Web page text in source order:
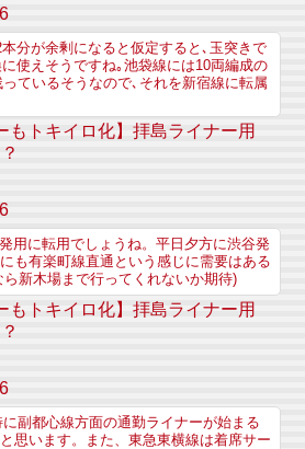
分が余剰になると仮定すると､玉突きで
使えそうですね｡池袋線には10両編成の
ているそうなので､それを新宿線に転属
もトキイロ化】拝島ライナー用
用に転用でしょうね。平日夕方に渋谷発
も有楽町線直通という感じに需要はある
ら新木場まで行ってくれないか期待)
もトキイロ化】拝島ライナー用
副都心線方面の通勤ライナーが始まる
思います。また、東急東横線は着席サー